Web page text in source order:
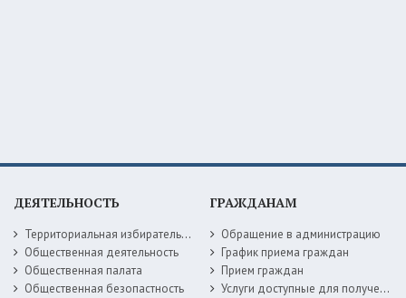
ДЕЯТЕЛЬНОСТЬ
Территориальная избирательная комиссия
Общественная деятельность
Общественная палата
Общественная безопастность
ГРАЖДАНАМ
Обращение в администрацию
График приема граждан
Прием граждан
Услуги доступные для получения в электронной форме